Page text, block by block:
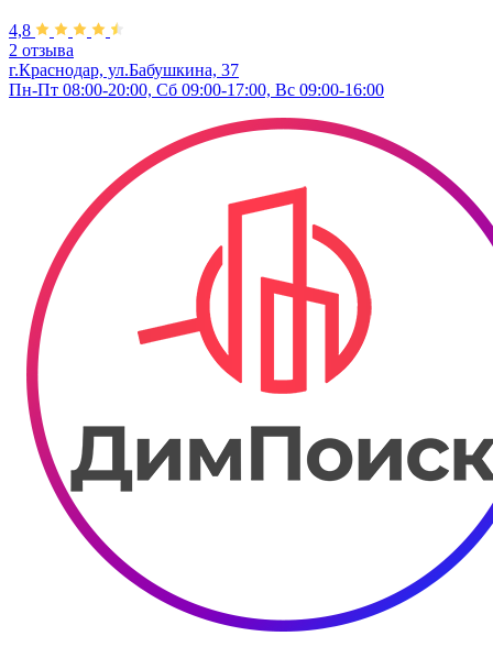
4,8
2 отзыва
г.Краснодар, ул.Бабушкина, 37
Пн-Пт 08:00-20:00, Сб 09:00-17:00, Вс 09:00-16:00